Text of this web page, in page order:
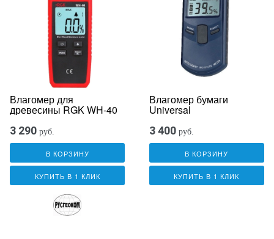
Влагомер для
древесины RGK WH-40
3 290 руб.
В КОРЗИНУ
КУПИТЬ В 1 КЛИК
Влагомер бумаги
Universal
3 400 руб.
В КОРЗИНУ
КУПИТЬ В 1 КЛИК